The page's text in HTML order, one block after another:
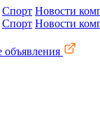
Спорт Новости
Спорт Новости
объявления